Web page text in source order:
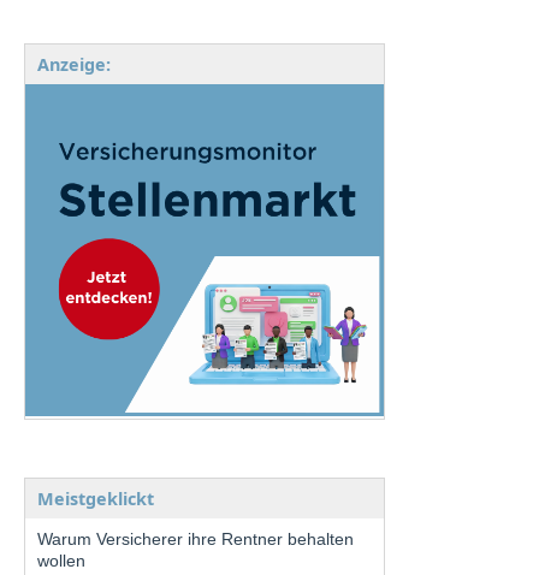
Anzeige:
Meistgeklickt
Warum Versicherer ihre Rentner behalten
wollen